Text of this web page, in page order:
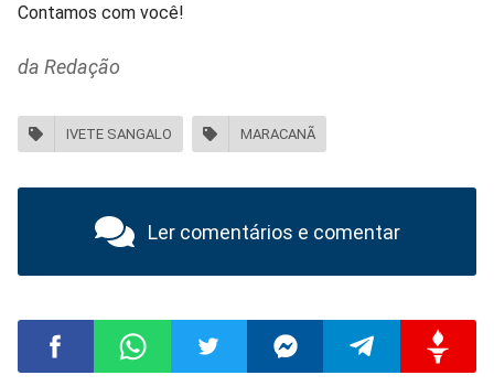
Contamos com você!
da Redação
IVETE SANGALO MARACANÃ
Ler comentários e comentar